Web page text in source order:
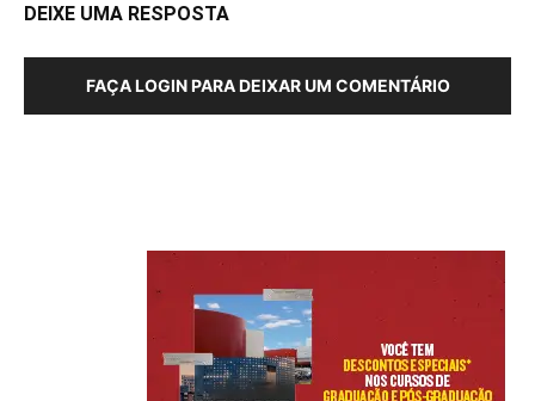
DEIXE UMA RESPOSTA
FAÇA LOGIN PARA DEIXAR UM COMENTÁRIO